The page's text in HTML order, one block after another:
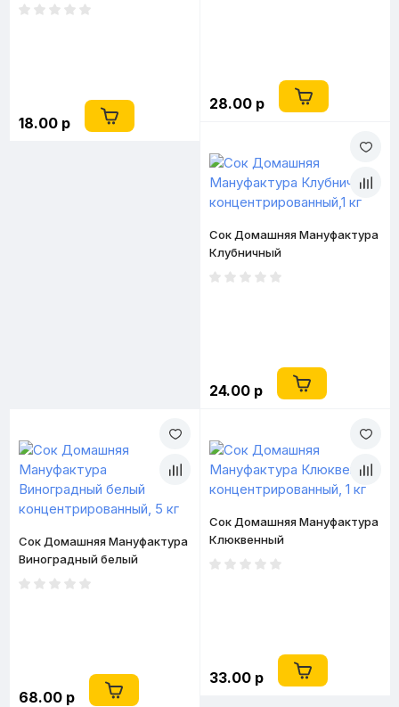
18.00 р
28.00 р
Сок Домашняя Мануфактура
Клубничный
концентрированный,1 кг
24.00 р
Сок Домашняя Мануфактура
Виноградный белый
концентрированный, 5 кг
68.00 р
Сок Домашняя Мануфактура
Клюквенный
концентрированный, 1 кг
33.00 р